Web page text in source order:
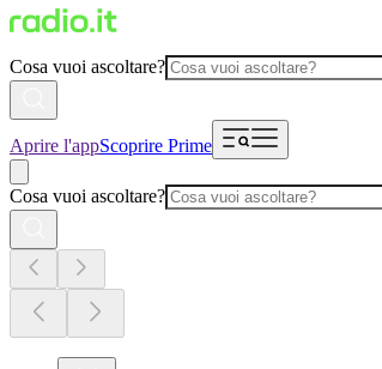
Cosa vuoi ascoltare?
Aprire l'appScoprire Prime
Cosa vuoi ascoltare?